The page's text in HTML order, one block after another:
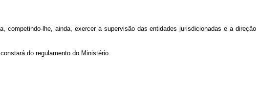
lhe, ainda, exercer a supervisão das entidades jurisdicionadas e a direção
do regulamento do Ministério.